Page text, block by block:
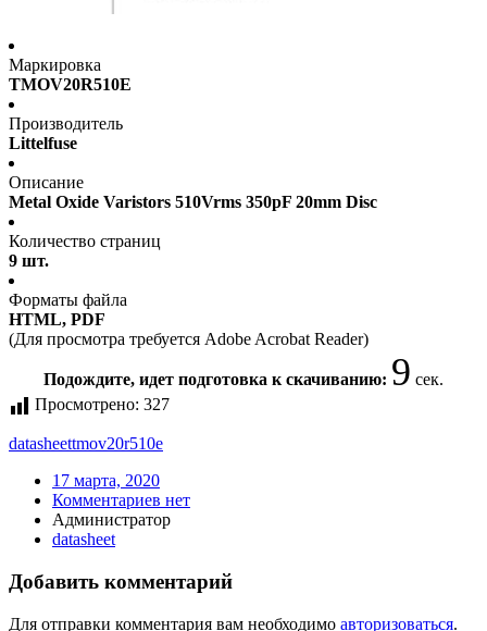
Маркировка
TMOV20R510E
Производитель
Littelfuse
Описание
Metal Oxide Varistors 510Vrms 350pF 20mm Disc
Количество страниц
9 шт.
Форматы файла
HTML, PDF
(Для просмотра требуется Adobe Acrobat Reader)
Подождите, идет подготовка к скачиванию: 9 сек.
Просмотрено: 327
datasheettmov20r510e
17 марта, 2020
Комментариев нет
Администратор
datasheet
Добавить комментарий
Для отправки комментария вам необходимо авторизоваться.